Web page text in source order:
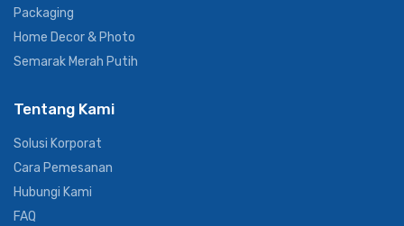
Packaging
Home Decor & Photo
Semarak Merah Putih
Tentang Kami
Solusi Korporat
Cara Pemesanan
Hubungi Kami
FAQ